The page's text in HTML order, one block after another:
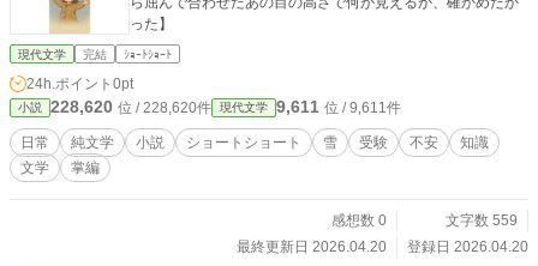
った】
現代文学 完結 ｼｮｰﾄｼｮｰﾄ
24h.ポイント 0pt
小説 228,620 位 / 228,620件 現代文学 9,611 位 / 9,611件
日常 純文学 小説 ショートショート 雪 受験 不安
知識
文学
掌編
感想数 0
文字数 559
最終更新日 2026.04.20
登録日 2026.04.20